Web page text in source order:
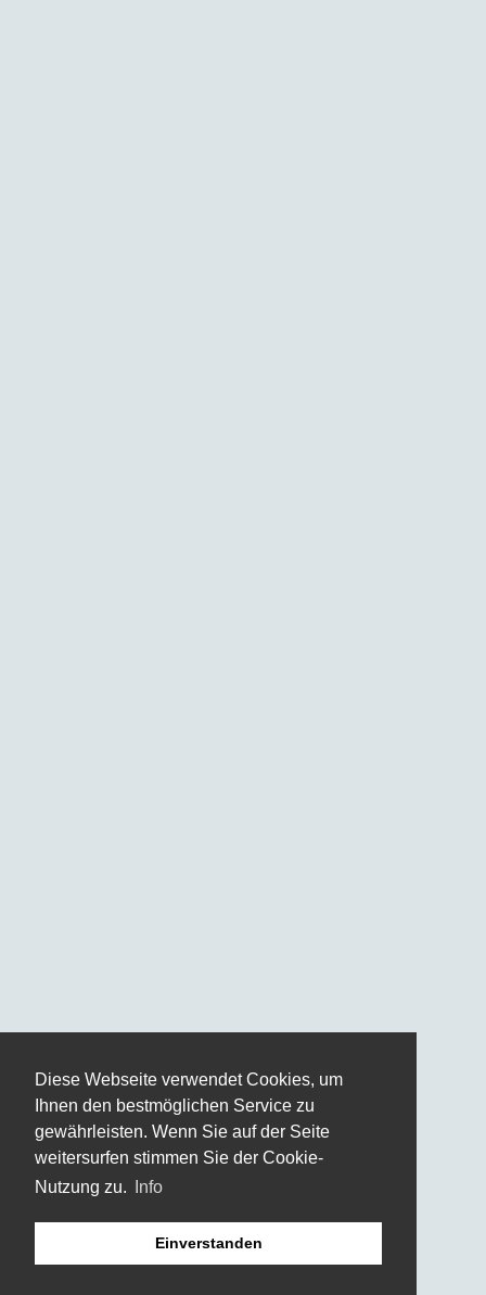
Diese Webseite verwendet Cookies, um
Ihnen den bestmöglichen Service zu
gewährleisten. Wenn Sie auf der Seite
weitersurfen stimmen Sie der Cookie-
Nutzung zu.
Info
Einverstanden